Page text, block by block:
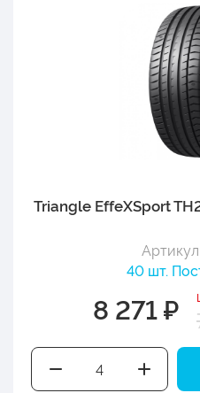
Triangle EffeXSport
40 шт.
8 271 ₽